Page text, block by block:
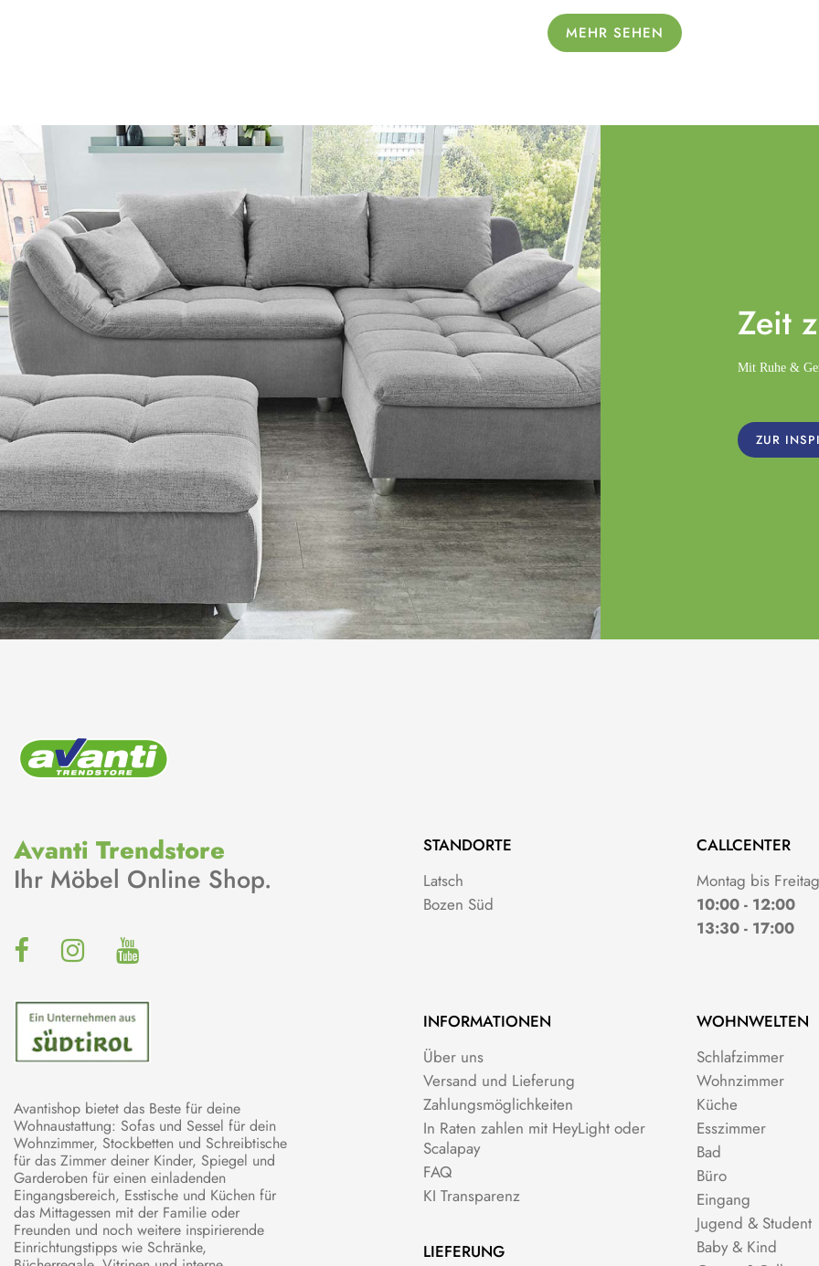
MEHR SEHEN
Zeit
Mit Ruhe &
ZUR
Avanti Trendstore
Ihr Möbel Online Shop.
Avantishop bietet das Beste für deine
Wohnaustattung: Sofas und Sessel für dein
Wohnzimmer, Stockbetten und Schreibtische
für das Zimmer deiner Kinder, Spiegel und
Garderoben für einen einladenden
Eingangsbereich, Esstische und Küchen für
das Mittagessen mit der Familie oder
Freunden und noch weitere inspirierende
Einrichtungstipps wie Schränke,
STANDORTE
Latsch
Bozen Süd
CALLCENTER
Montag bis Freitag
10:00 - 12:00
13:30 - 17:00
INFORMATIONEN
Über uns
Versand und Lieferung
Zahlungsmöglichkeiten
In Raten zahlen mit HeyLight oder
Scalapay
FAQ
KI Transparenz
LIEFERUNG
WOHNWELTEN
Schlafzimmer
Wohnzimmer
Küche
Esszimmer
Bad
Büro
Eingang
Jugend & Student
Baby & Kind